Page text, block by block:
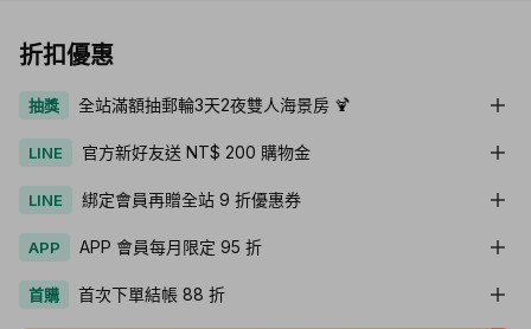
折扣優惠
抽獎 全站滿額抽郵輪3天2夜雙人海景房 🍹
LINE 官方新好友送 NT$ 200 購物金
LINE 綁定會員再贈全站 9 折優惠券
APP APP 會員每月限定 95 折
首購 首次下單結帳 88 折